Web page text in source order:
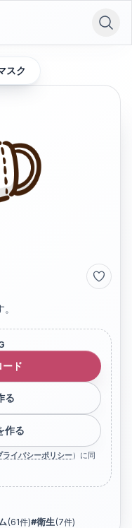
スク
ド
る
作る
ライバシーポリシー）に同
(61件)#衛生(7件)